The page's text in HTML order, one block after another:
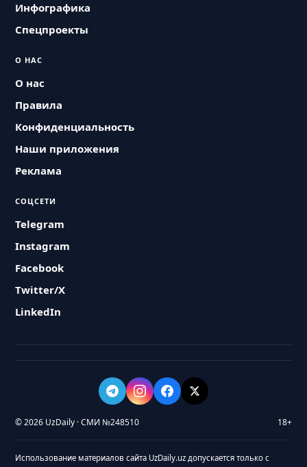
Инфографика
Спецпроекты
О НАС
О нас
Правила
Конфиденциальность
Наши приложения
Реклама
СОЦСЕТИ
Telegram
Instagram
Facebook
Twitter/X
LinkedIn
© 2026 UzDaily · СМИ №248510 18+
Использование материалов сайта UzDaily.uz допускается только с